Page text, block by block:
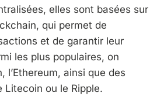
elles sont basées sur
qui permet de
et de garantir leur
les plus populaires, on
l’Ethereum, ainsi que des
Litecoin ou le Ripple.